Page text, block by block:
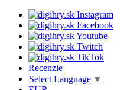
Recenzie
Select Language ▼